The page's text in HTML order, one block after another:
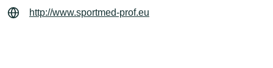
http://www.sportmed-prof.eu